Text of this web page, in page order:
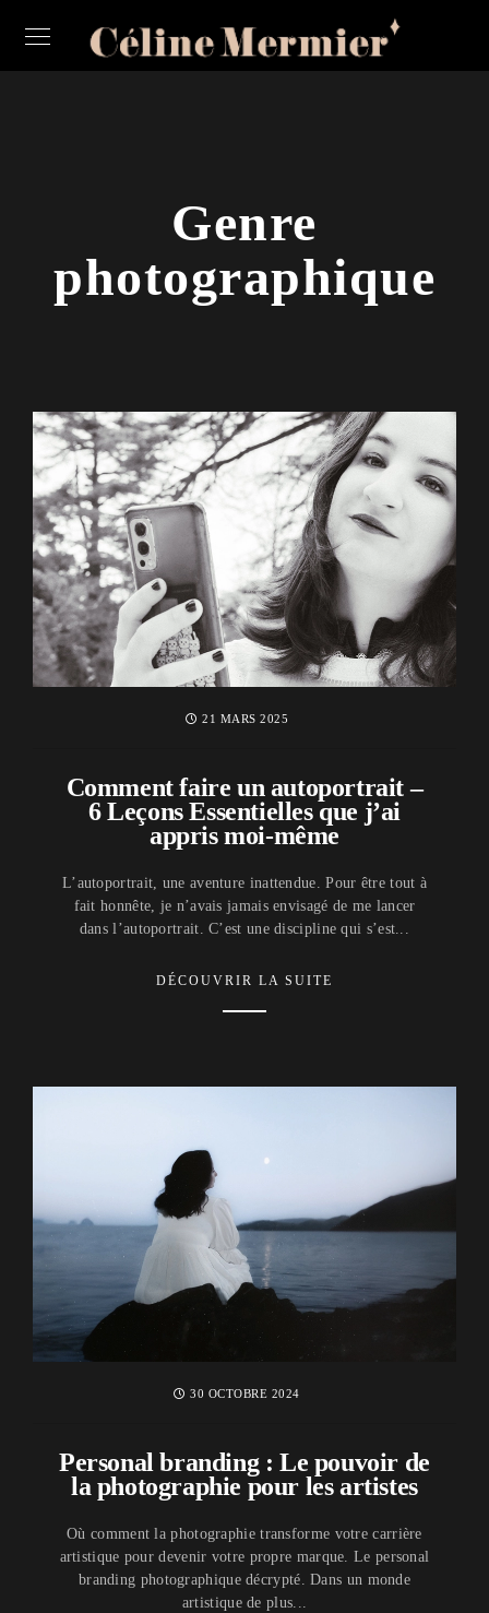
Genre
photographique
21 MARS 2025
Comment faire un autoportrait –
6 Leçons Essentielles que j’ai
appris moi-même
L’autoportrait, une aventure inattendue. Pour être tout à
fait honnête, je n’avais jamais envisagé de me lancer
dans l’autoportrait. C’est une discipline qui s’est...
DÉCOUVRIR LA SUITE
30 OCTOBRE 2024
Personal branding : Le pouvoir de
la photographie pour les artistes
Où comment la photographie transforme votre carrière
artistique pour devenir votre propre marque. Le personal
branding photographique décrypté. Dans un monde
artistique de plus...